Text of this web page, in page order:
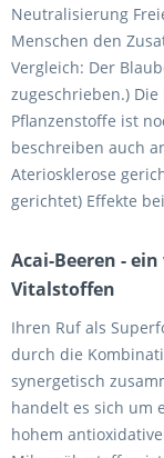
Neutralisierung
Menschen den
Vergleich: Der
zugeschrieben.)
Pflanzenstoffe ist
beschreiben auch
Ateriosklerose
gerichtet) Effekte
Acai-Beeren -
Vitalstoffen
Ihren Ruf als
durch die
synergetisch
handelt es sich um
hohem